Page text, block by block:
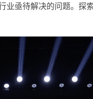
业亟待解决的问题。探